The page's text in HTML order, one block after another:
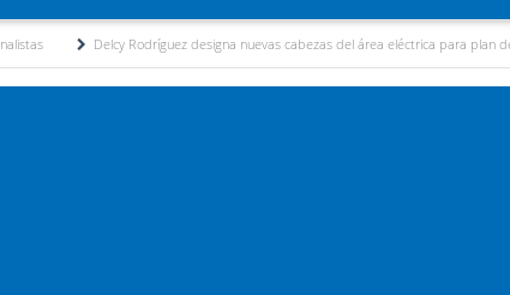
Delcy Rodríguez designa nuevas cabezas del área eléctrica para plan de ahorro